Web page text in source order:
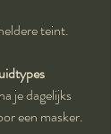
teint.
je dagelijks
een masker.